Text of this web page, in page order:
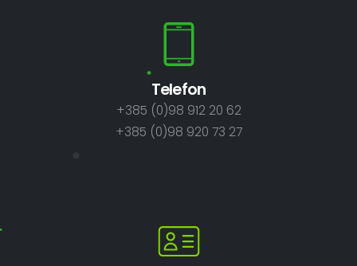
Telefon
+385 (0)98 912 20 62
+385 (0)98 920 73 27